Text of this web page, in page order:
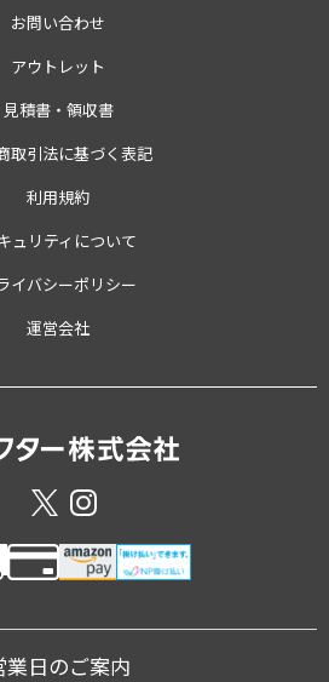
お問い合わせ
アウトレット
見積書・領収書
取引法に基づく表記
利用規約
ュリティについて
イバシーポリシー
運営会社
業日のご案内